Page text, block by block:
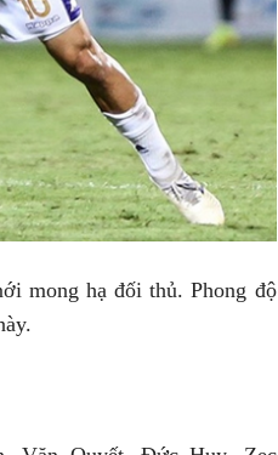
mong hạ đối thủ. Phong độ